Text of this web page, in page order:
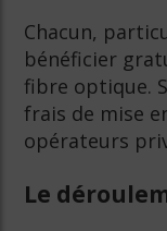
Chacun,
bénéficier
fibre optique.
frais de mise
opérateurs
Le